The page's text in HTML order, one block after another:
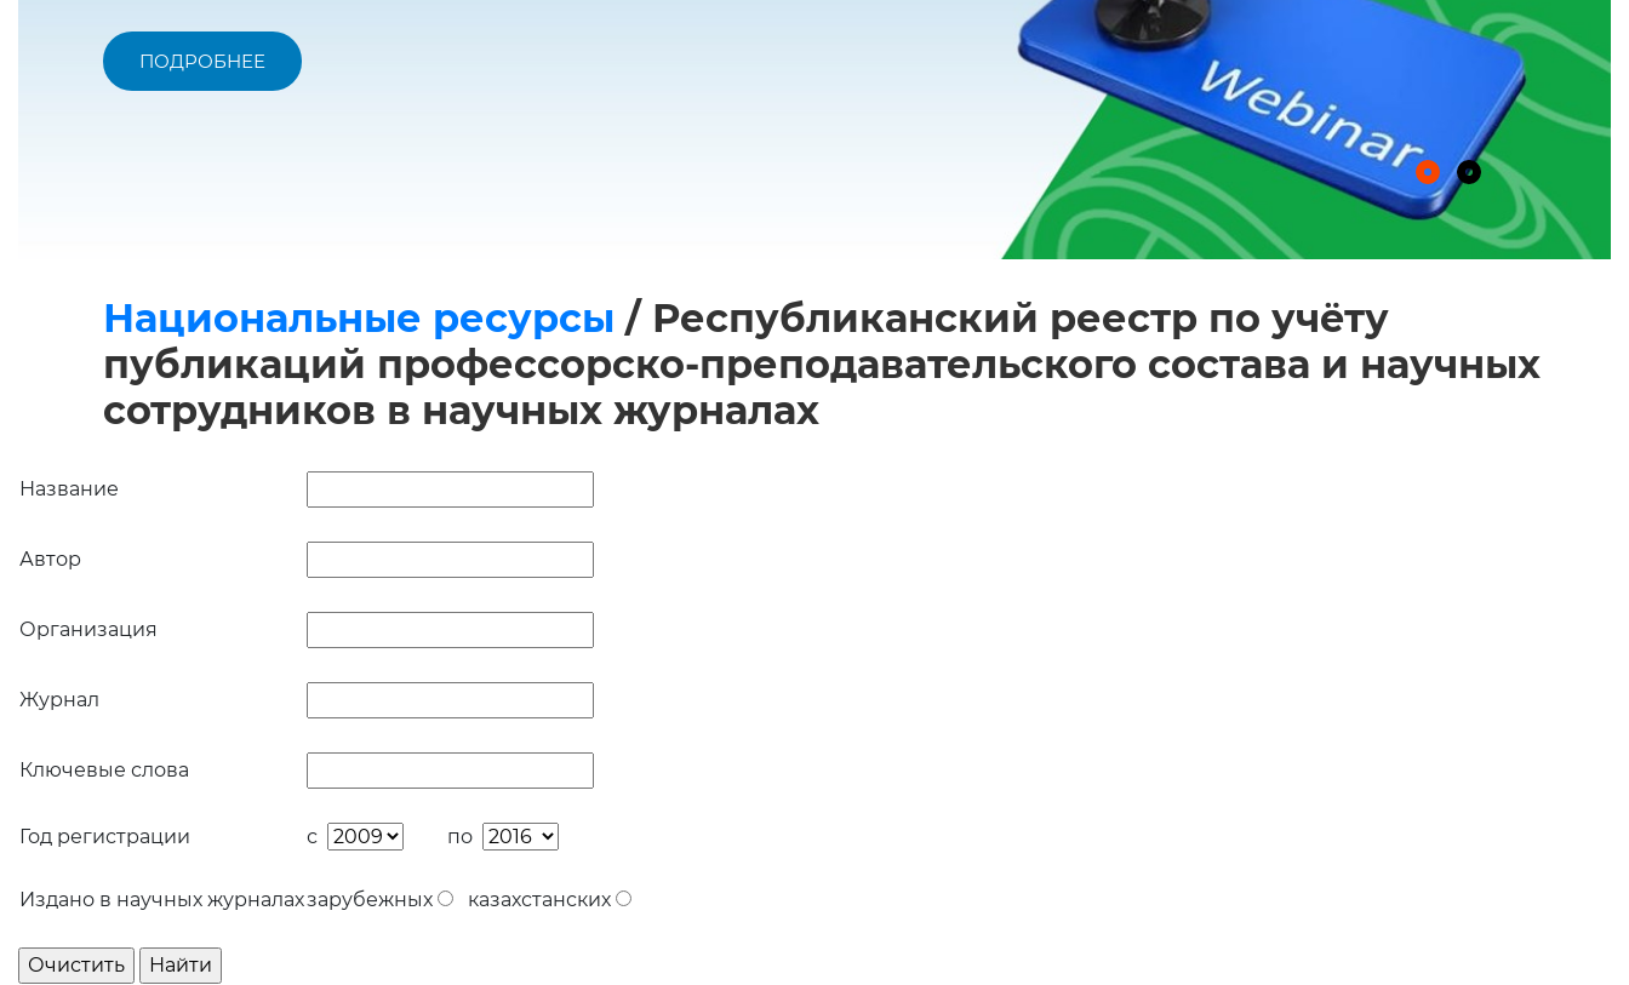
Национальные ресурсы / Республиканский реестр по учёту
публикаций профессорско-преподавательского состава и научных
сотрудников в научных журналах
Название
Автор
Организация
Журнал
Ключевые слова
Год регистрации с по
Издано в научных журналахзарубежных казахстанских